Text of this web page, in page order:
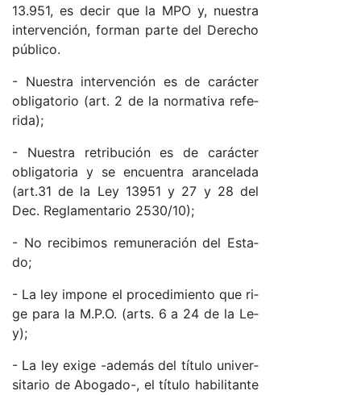
13.951, es de­cir que la MPO y, nues­tra
in­ter­ven­ció­n, for­man par­te del De­re­cho
pú­bli­co.
- Nues­tra in­ter­ven­ción es de ca­rác­ter
obli­ga­to­rio (ar­t. 2 de la nor­ma­ti­va re­fe­
ri­da);
- Nues­tra re­tri­bu­ción es de ca­rác­ter
obli­ga­to­ria y se en­cuen­tra aran­ce­la­da
(ar­t.31 de la Ley 13951 y 27 y 28 del
De­c. Re­gla­men­ta­rio 2530/10);
- No re­ci­bi­mos re­mu­ne­ra­ción del Es­ta­
do;
- La ley im­po­ne el pro­ce­di­mien­to que ri­
ge pa­ra la M.­P.O. (ar­ts. 6 a 24 de la Le­
y);
- La ley exi­ge -a­de­más del tí­tu­lo uni­ver­
si­ta­rio de Abo­ga­do­-, el tí­tu­lo ha­bi­li­tan­te